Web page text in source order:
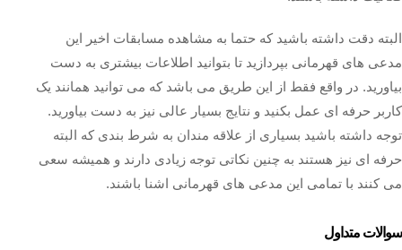
البته دقت داشته باشید که حتما به مشاهده مسابقات اخیر این
مدعی های قهرمانی بپردازید تا بتوانید اطلاعات بیشتری به دست
بیاورید. در واقع فقط از این طریق می باشد که می توانید همانند یک
کاربر حرفه ای عمل بکنید و نتایج بسیار عالی نیز به دست بیاورید.
توجه داشته باشید بسیاری از علاقه مندان به شرط بندی که البته
حرفه ای نیز هستند به چنین نکاتی توجه زیادی دارند و همیشه سعی
می کنند با تمامی این مدعی های قهرمانی اشنا باشند.
سوالات متداول